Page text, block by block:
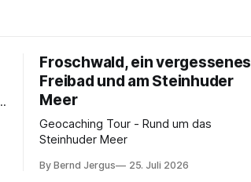
Froschwald, ein vergessenes
Freibad und am Steinhuder
Meer
Geocaching Tour - Rund um das
Steinhuder Meer
By Bernd Jergus 25. Juli 2026